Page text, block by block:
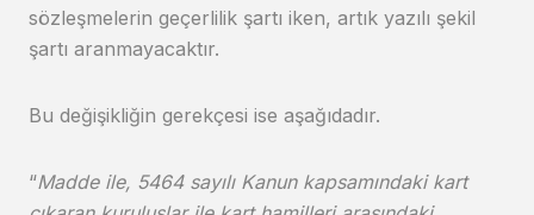
sözleşmelerin geçerlilik şartı iken, artık yazılı şekil
şartı aranmayacaktır.
Bu değişikliğin gerekçesi ise aşağıdadır.
“Madde ile, 5464 sayılı Kanun kapsamındaki kart